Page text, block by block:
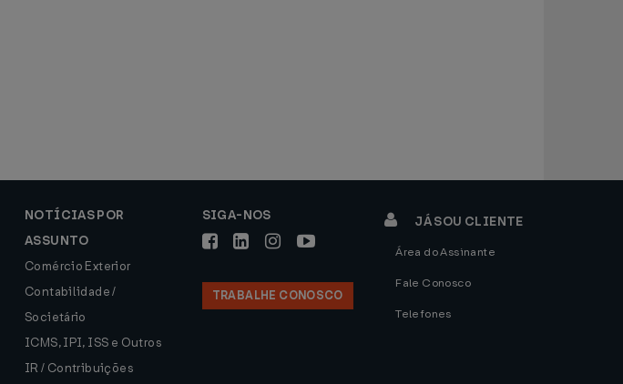
NOTÍCIAS POR
ASSUNTO
Comércio Exterior
Contabilidade /
Societário
ICMS, IPI, ISS e Outros
IR / Contribuições
SIGA-NOS
TRABALHE CONOSCO
JÁ SOU CLIENTE
Área do Assinante
Fale Conosco
Telefones